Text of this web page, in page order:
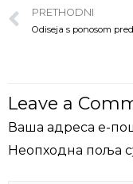
PRETHODNI
Leave a
Ваша адреса е-
Неопходна поља